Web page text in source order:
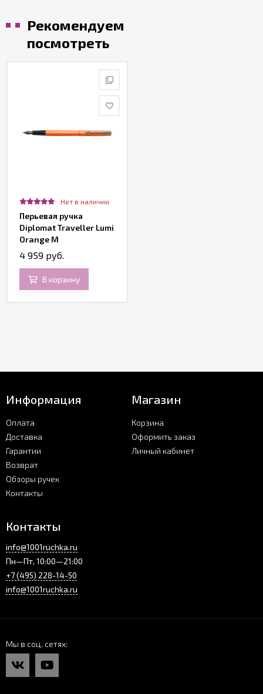
Рекомендуем
посмотреть
Нет в наличии
Перьевая ручка
Diplomat Traveller Lumi
Orange M
4 959 руб.
В корзину
Информация
Оплата
Доставка
Гарантии
Возврат
Обзоры ручек
Контакты
Магазин
Корзина
Оформить заказ
Личный кабинет
Контакты
info@1001ruchka.ru
Пн—Пт, 10:00—21:00
+7 (495) 228-14-50
info@1001ruchka.ru
Мы в соц. сетях